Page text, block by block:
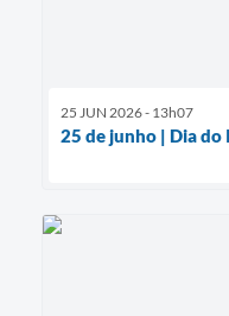
25 JUN 2026 - 13h07
25 de junho | Dia do